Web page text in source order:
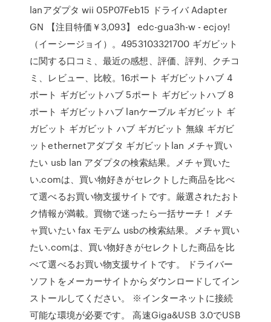
lanアダプタ wii 05P07Feb15 ドライバ Adapter
GN 【注目特価￥3,093】 edc-gua3h-w - ecjoy!
（イーシージョイ）。4953103321700 ギガビット
に関する口コミ、最近の感想、評価、評判、クチコ
ミ、レビュー、比較。16ポート ギガビットハブ 4
ポート ギガビットハブ 5ポート ギガビットハブ 8
ポート ギガビットハブ lanケーブル ギガビット ギ
ガビット ギガビット ハブ ギガビット 無線 ギガビ
ットethernetアダプタ ギガビットlan メチャ買い
たい usb lan アダプタの検索結果。メチャ買いた
い.comは、買い物好きがセレクトした商品を比べ
て選べるお買い物支援サイトです。厳選されたおト
ク情報が満載。買物で迷ったら一括サーチ！ メチ
ャ買いたい fax モデム usbの検索結果。メチャ買い
たい.comは、買い物好きがセレクトした商品を比
べて選べるお買い物支援サイトです。 ドライバー
ソフトをメーカーサイトからダウンロードしてイン
ストールしてください。 ※インターネットに接続
可能な環境が必要です。 高速Giga&USB 3.0でUSB